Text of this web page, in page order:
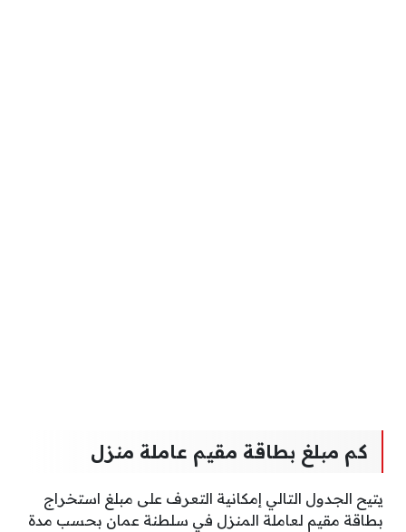
كم مبلغ بطاقة مقيم عاملة منزل
يتيح الجدول التالي إمكانية التعرف على مبلغ استخراج
بطاقة مقيم لعاملة المنزل في سلطنة عمان بحسب مدة